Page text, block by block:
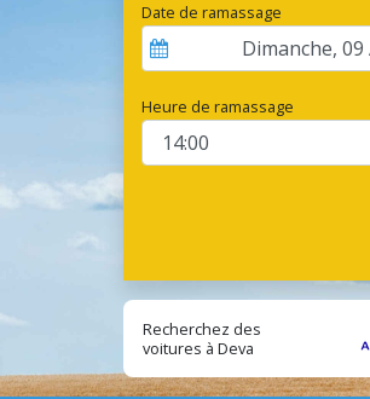
Date de ramassage
Dimanche,09
Heure de ramassage
Recherchez des
voitures à Deva
d'entreprises